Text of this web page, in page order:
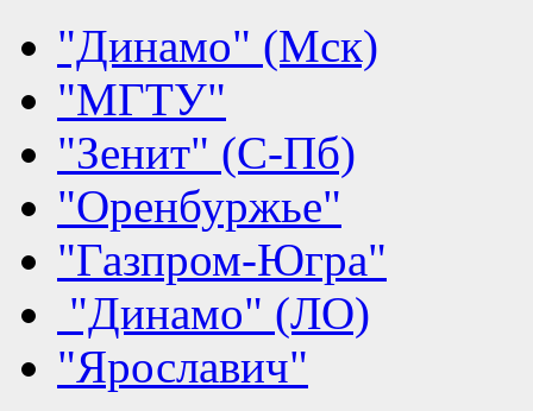
"Динамо" (Мск)
"МГТУ"
"Зенит" (С-Пб)
"Оренбуржье"
"Газпром-Югра"
"Динамо" (ЛО)
"Ярославич"